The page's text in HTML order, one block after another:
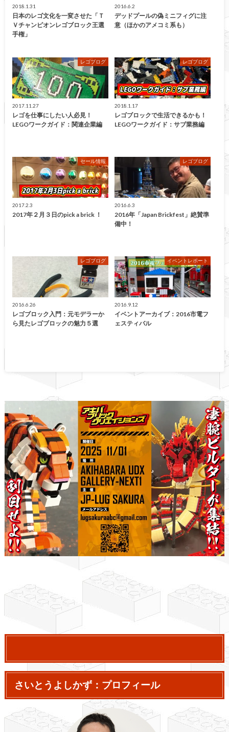
2018.1.31
日本のレゴ文化を一変させた「Ｔ
Ｖチャンピオンレゴブロック王選
手権」
2016.6.2
デッドプールの偽ミニフィグに注
意（ほかのアメコミ系も）
レゴブログ
2017.11.27
レゴを仕事にしたい人必見！
LEGOワークガイド：関連企業編
レゴブログ
2018.1.17
レゴブロックで生活できるかも！
LEGOワークガイド：サブ業務編
セール情報
2017.2.3
2017年２月３日のpick a brick ！
レゴブログ
2016.6.3
2016年「Japan Brickfest」絶賛準
備中！
レゴブログ
2016.6.26
レゴブロック入門：元モデラーか
ら見たレゴブロックの魅力５選
イベントレポート
2016.9.12
イベントアーカイブ：2016市電フ
ェスティバル
さいとうよしかず：プロフィール